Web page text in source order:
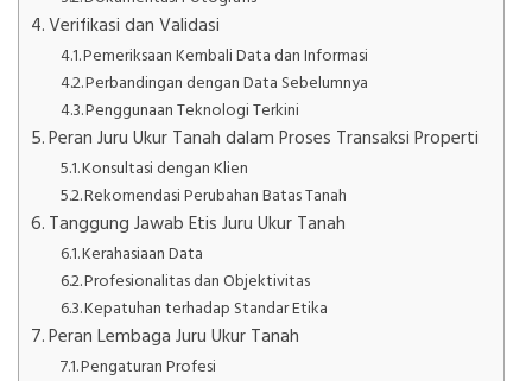
Verifikasi dan Validasi
Pemeriksaan Kembali Data dan Informasi
Perbandingan dengan Data Sebelumnya
Penggunaan Teknologi Terkini
Peran Juru Ukur Tanah dalam Proses Transaksi Properti
Konsultasi dengan Klien
Rekomendasi Perubahan Batas Tanah
Tanggung Jawab Etis Juru Ukur Tanah
Kerahasiaan Data
Profesionalitas dan Objektivitas
Kepatuhan terhadap Standar Etika
Peran Lembaga Juru Ukur Tanah
Pengaturan Profesi